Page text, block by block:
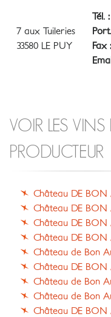
7 aux Tuileries
33580 LE PUY
Tél. :
Fax :
VOIR LES
PRODUCTEUR
Château DE BON
Château DE BON
Château DE BON
Château DE BON
Château de Bon
Château DE BON
Château de Bon
Château de Bon
Château DE BON